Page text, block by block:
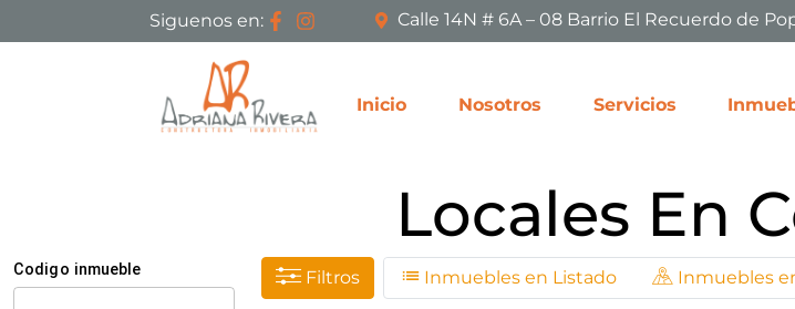
Siguenos en: Calle 14N # 6A – 08 Barrio El Recuerdo de
Inicio Nosotros Servicios
Locales En
Filtros Inmuebles en Listado Inmuebles